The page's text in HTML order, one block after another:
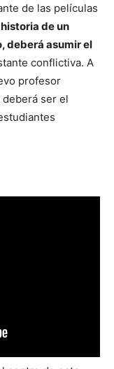
de las películas
de un
deberá asumir el
conflictiva. A
profesor
ser el